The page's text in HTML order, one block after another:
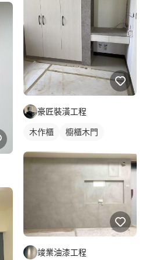
豪匠裝潢工程
木作櫃 櫥櫃木門
竣業油漆工程